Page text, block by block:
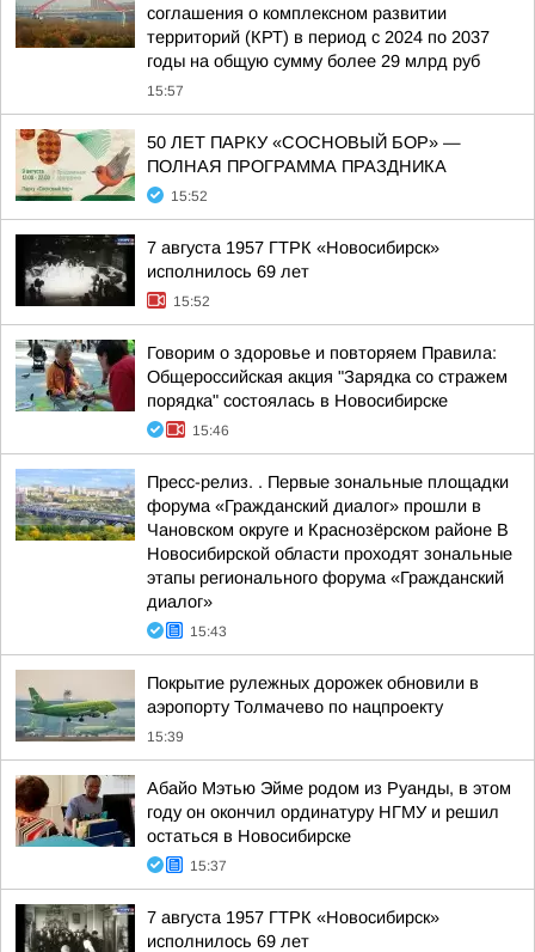
соглашения о комплексном развитии
территорий (КРТ) в период с 2024 по 2037
годы на общую сумму более 29 млрд руб
15:57
50 ЛЕТ ПАРКУ «СОСНОВЫЙ БОР» —
ПОЛНАЯ ПРОГРАММА ПРАЗДНИКА
15:52
7 августа 1957 ГТРК «Новосибирск»
исполнилось 69 лет
15:52
Говорим о здоровье и повторяем Правила:
Общероссийская акция "Зарядка со стражем
порядка" состоялась в Новосибирске
15:46
Пресс-релиз. . Первые зональные площадки
форума «Гражданский диалог» прошли в
Чановском округе и Краснозёрском районе В
Новосибирской области проходят зональные
этапы регионального форума «Гражданский
диалог»
15:43
Покрытие рулежных дорожек обновили в
аэропорту Толмачево по нацпроекту
15:39
Абайо Мэтью Эйме родом из Руанды, в этом
году он окончил ординатуру НГМУ и решил
остаться в Новосибирске
15:37
7 августа 1957 ГТРК «Новосибирск»
исполнилось 69 лет